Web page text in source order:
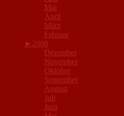
Mai
April
März
Februar
► 2008
Dezember
November
Oktober
September
August
Juli
Juni